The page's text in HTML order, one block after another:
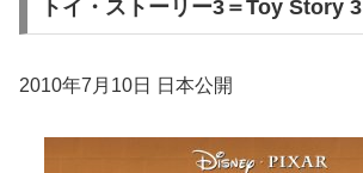
トイ・ストーリー3＝Toy Story 3
2010年7月10日 日本公開